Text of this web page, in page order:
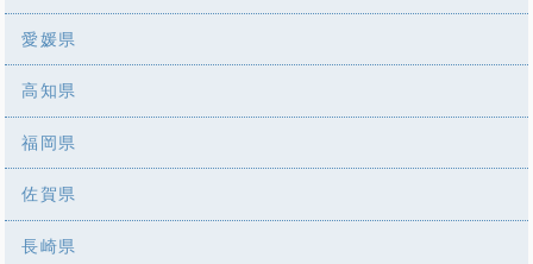
愛媛県
高知県
福岡県
佐賀県
長崎県